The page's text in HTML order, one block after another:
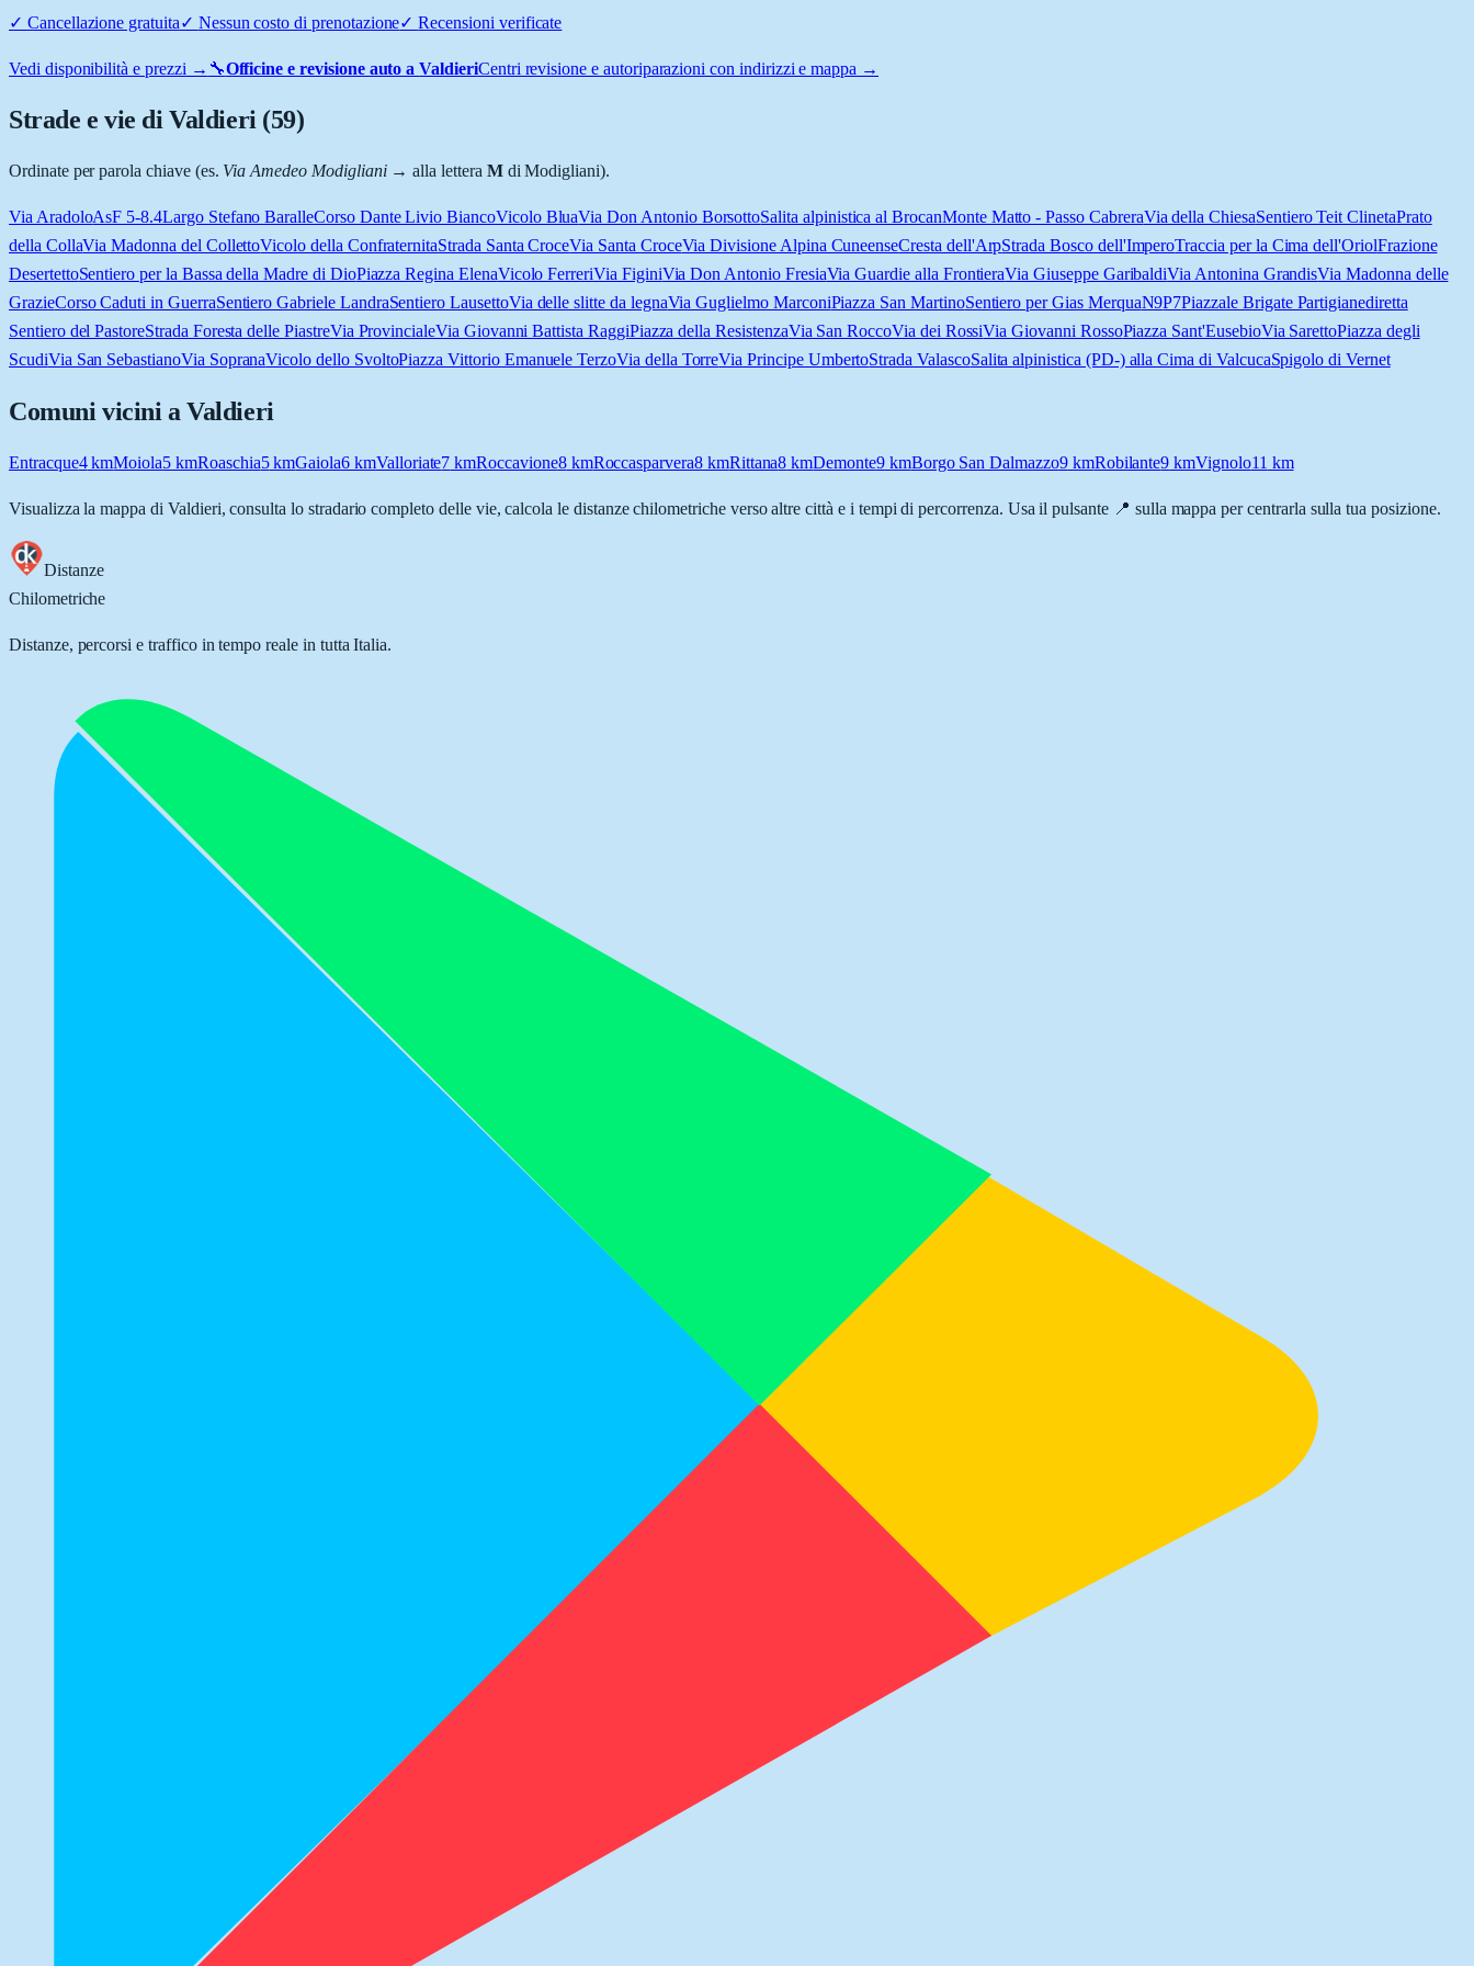
✓ Cancellazione gratuita✓ Nessun costo di prenotazione✓Recensioni verificate
Vedi disponibilità e prezzi → 🔧Officine e revisione auto aValdieriCentri revisione e autoriparazioni con indirizzi e mappa →
Strade e vie diValdieri (59)
Ordinate per parola chiave (es. Via Amedeo Modigliani→ alla lettera Mdi Modigliani).
Via AradoloAsF 5-8.4Largo Stefano BaralleCorso Dante Livio BiancoVicolo BluaVia Don Antonio BorsottoSalita alpinistica al BrocanMonte Matto - Passo CabreraVia della ChiesaSentiero Teit ClinetaPrato
della CollaVia Madonna del CollettoVicolo della ConfraternitaStrada Santa CroceVia Santa CroceVia Divisione Alpina CuneenseCresta dell'ArpStrada Bosco dell'ImperoTraccia per la Cima dell'OriolFrazione
DesertettoSentiero per la Bassa della Madre di DioPiazza Regina ElenaVicolo FerreriVia FiginiVia Don Antonio FresiaVia Guardie alla FrontieraVia Giuseppe GaribaldiVia Antonina GrandisVia Madonna delle
GrazieCorso Caduti in GuerraSentiero Gabriele LandraSentiero LausettoVia delle slitte da legnaVia Guglielmo MarconiPiazza San MartinoSentiero per Gias MerquaN9P7Piazzale Brigate Partigianediretta
Sentiero del PastoreStrada Foresta delle PiastreVia ProvincialeVia Giovanni Battista RaggiPiazza della ResistenzaVia San RoccoVia dei RossiVia Giovanni RossoPiazza Sant'EusebioVia SarettoPiazza degli
ScudiVia San SebastianoVia SopranaVicolo dello SvoltoPiazza Vittorio Emanuele TerzoVia della TorreVia Principe UmbertoStrada ValascoSalita alpinistica (PD-) alla Cima di ValcucaSpigolo di Vernet
Comuni vicini aValdieri
Entracque4kmMoiola5 kmRoaschia5kmGaiola6 kmValloriate7 kmRoccavione8kmRoccasparvera8kmRittana8 kmDemonte9kmBorgo San Dalmazzo9kmRobilante9 kmVignolo11 km
Visualizza la mappa di Valdieri, consulta lo stradario completo delle vie, calcola le distanze chilometriche verso altre città e i tempi di percorrenza. Usa il pulsante 📍 sulla mappa per centrarla sulla tua posizione.
Distanze
Chilometriche
Distanze, percorsi e traffico in tempo reale in tutta Italia.